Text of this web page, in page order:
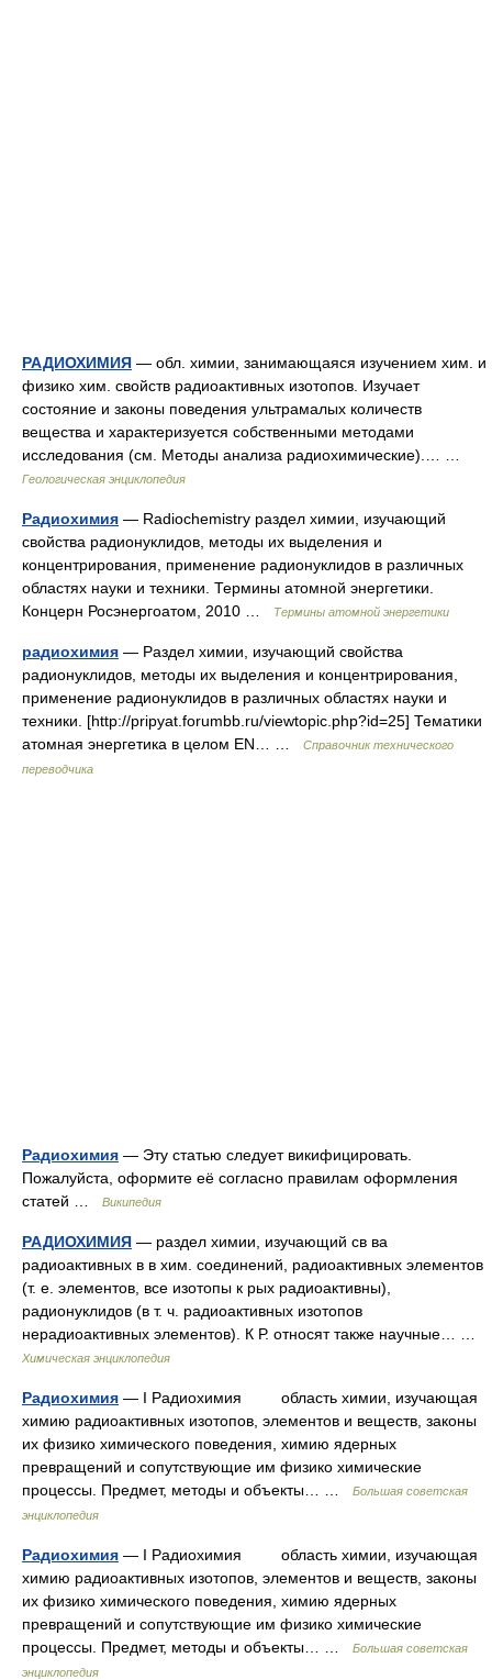
РАДИОХИМИЯ — обл. химии, занимающаяся изучением хим. и
физико хим. свойств радиоактивных изотопов. Изучает
состояние и законы поведения ультрамалых количеств
вещества и характеризуется собственными методами
исследования (см. Методы анализа радиохимические).… …
Геологическая энциклопедия
Радиохимия — Radiochemistry раздел химии, изучающий
свойства радионуклидов, методы их выделения и
концентрирования, применение радионуклидов в различных
областях науки и техники. Термины атомной энергетики.
Концерн Росэнергоатом, 2010 …
Термины атомной энергетики
радиохимия — Раздел химии, изучающий свойства
радионуклидов, методы их выделения и концентрирования,
применение радионуклидов в различных областях науки и
техники. [http://pripyat.forumbb.ru/viewtopic.php?id=25] Тематики
атомная энергетика в целом EN… …
Справочник технического
переводчика
Радиохимия — Эту статью следует викифицировать.
Пожалуйста, оформите её согласно правилам оформления
статей …
Википедия
РАДИОХИМИЯ — раздел химии, изучающий св ва
радиоактивных в в хим. соединений, радиоактивных элементов
(т. е. элементов, все изотопы к рых радиоактивны),
радионуклидов (в т. ч. радиоактивных изотопов
нерадиоактивных элементов). К Р. относят также научные… …
Химическая энциклопедия
Радиохимия — I Радиохимия область химии, изучающая
химию радиоактивных изотопов, элементов и веществ, законы
их физико химического поведения, химию ядерных
превращений и сопутствующие им физико химические
процессы. Предмет, методы и объекты… …
Большая советская
энциклопедия
Радиохимия — I Радиохимия область химии, изучающая
химию радиоактивных изотопов, элементов и веществ, законы
их физико химического поведения, химию ядерных
превращений и сопутствующие им физико химические
процессы. Предмет, методы и объекты… …
Большая советская
энциклопедия